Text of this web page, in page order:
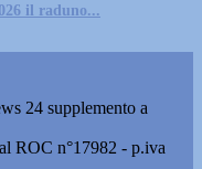
il raduno...
24 supplemento a
ROC n°17982 - p.iva